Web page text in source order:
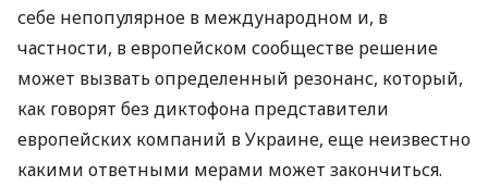
себе непопулярное в международном и, в
частности, в европейском сообществе решение
может вызвать определенный резонанс, который,
как говорят без диктофона представители
европейских компаний в Украине, еще неизвестно
какими ответными мерами может закончиться.